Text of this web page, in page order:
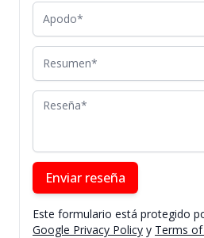
Apodo
Resumen
Reseña
Enviar reseña
Este formulario está protegido
Google Privacy Policy y Terms of